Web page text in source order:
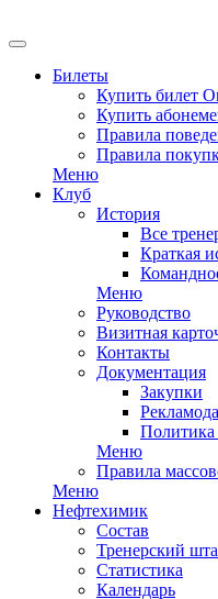
Билеты
Купить билет
Купить
Правила
Правила
Меню
Клуб
История
Все
Краткая
Меню
Руководство
Визитная
Контакты
Документация
Закупки
Политика
Меню
Правила
Меню
Нефтехимик
Состав
Тренерский
Статистика
Календарь